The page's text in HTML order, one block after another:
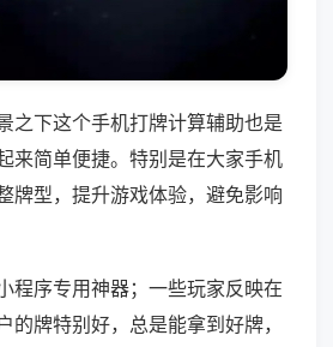
之下这个手机打牌计算辅助也是
来简单便捷。特别是在大家手机
牌型，提升游戏体验，避免影响
程序专用神器；一些玩家反映在
的牌特别好，总是能拿到好牌，